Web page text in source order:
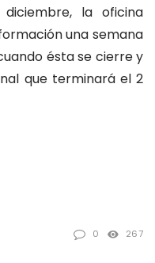
la oficina
una semana
ésta se cierre y
que terminará el 2
0 267